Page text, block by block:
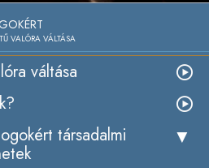
VALÓRA VÁLTÁSA
váltása
társadalmi